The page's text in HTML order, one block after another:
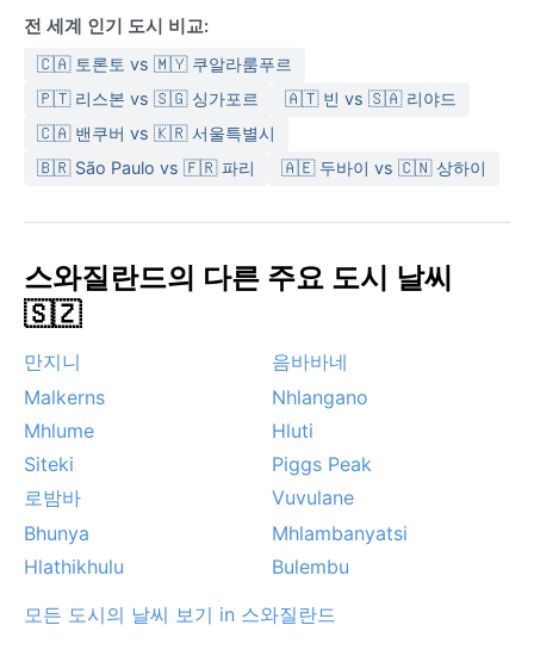
전 세계 인기 도시 비교:
🇨🇦 토론토 vs 🇲🇾 쿠알라룸푸르
🇵🇹 리스본 vs 🇸🇬 싱가포르
🇦🇹 빈 vs 🇸🇦 리야드
🇨🇦 밴쿠버 vs 🇰🇷 서울특별시
🇧🇷 São Paulo vs 🇫🇷 파리
🇦🇪 두바이 vs 🇨🇳 상하이
스와질란드의 다른 주요 도시 날씨
🇸🇿
만지니
음바바네
Malkerns
Nhlangano
Mhlume
Hluti
Siteki
Piggs Peak
로밤바
Vuvulane
Bhunya
Mhlambanyatsi
Hlathikhulu
Bulembu
모든 도시의 날씨 보기 in 스와질란드